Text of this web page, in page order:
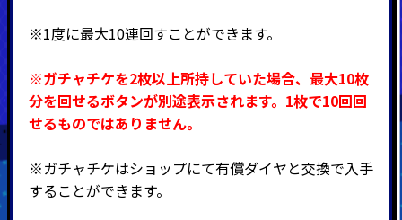
※1度に最大10連回すことができます。
※ガチャチケを2枚以上所持していた場合、最大10枚
分を回せるボタンが別途表示されます。1枚で10回回
せるものではありません。
※ガチャチケはショップにて有償ダイヤと交換で入手
することができます。